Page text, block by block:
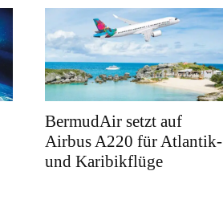
BermudAir setzt auf
Airbus A220 für Atlantik-
und Karibikflüge